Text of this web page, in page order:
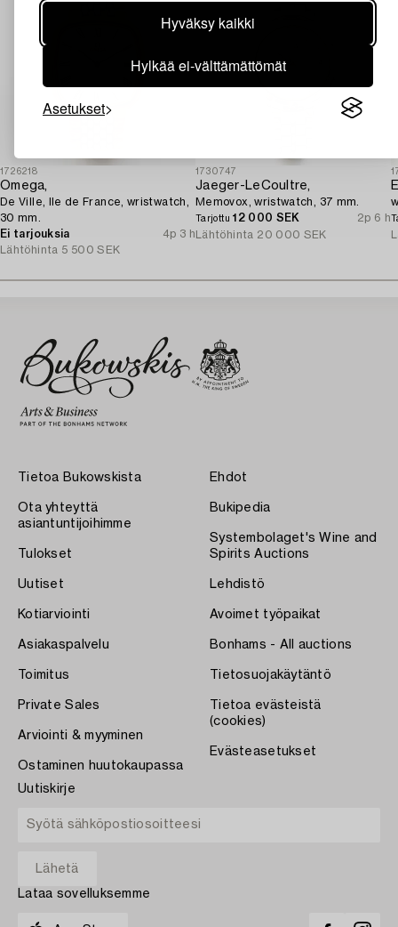
Hyväksy kaikki
Hylkää ei-välttämättömät
Asetukset
1726218
Omega,
De Ville, Ile de France, wristwatch,
30 mm.
Ei tarjouksia
4p 3 h
Lähtöhinta 5 500 SEK
1730747
Jaeger-LeCoultre,
Memovox, wristwatch, 37 mm.
Tarjottu12 000 SEK
2p 6 h
Lähtöhinta 20 000 SEK
Tietoa Bukowskista
Ota yhteyttä
asiantuntijoihimme
Tulokset
Uutiset
Kotiarviointi
Asiakaspalvelu
Toimitus
Private Sales
Arviointi & myyminen
Ostaminen huutokaupassa
Ehdot
Bukipedia
Systembolaget's Wine and
Spirits Auctions
Lehdistö
Avoimet työpaikat
Bonhams - All auctions
Tietosuojakäytäntö
Tietoa evästeistä
(cookies)
Evästeasetukset
Uutiskirje
Lataa sovelluksemme